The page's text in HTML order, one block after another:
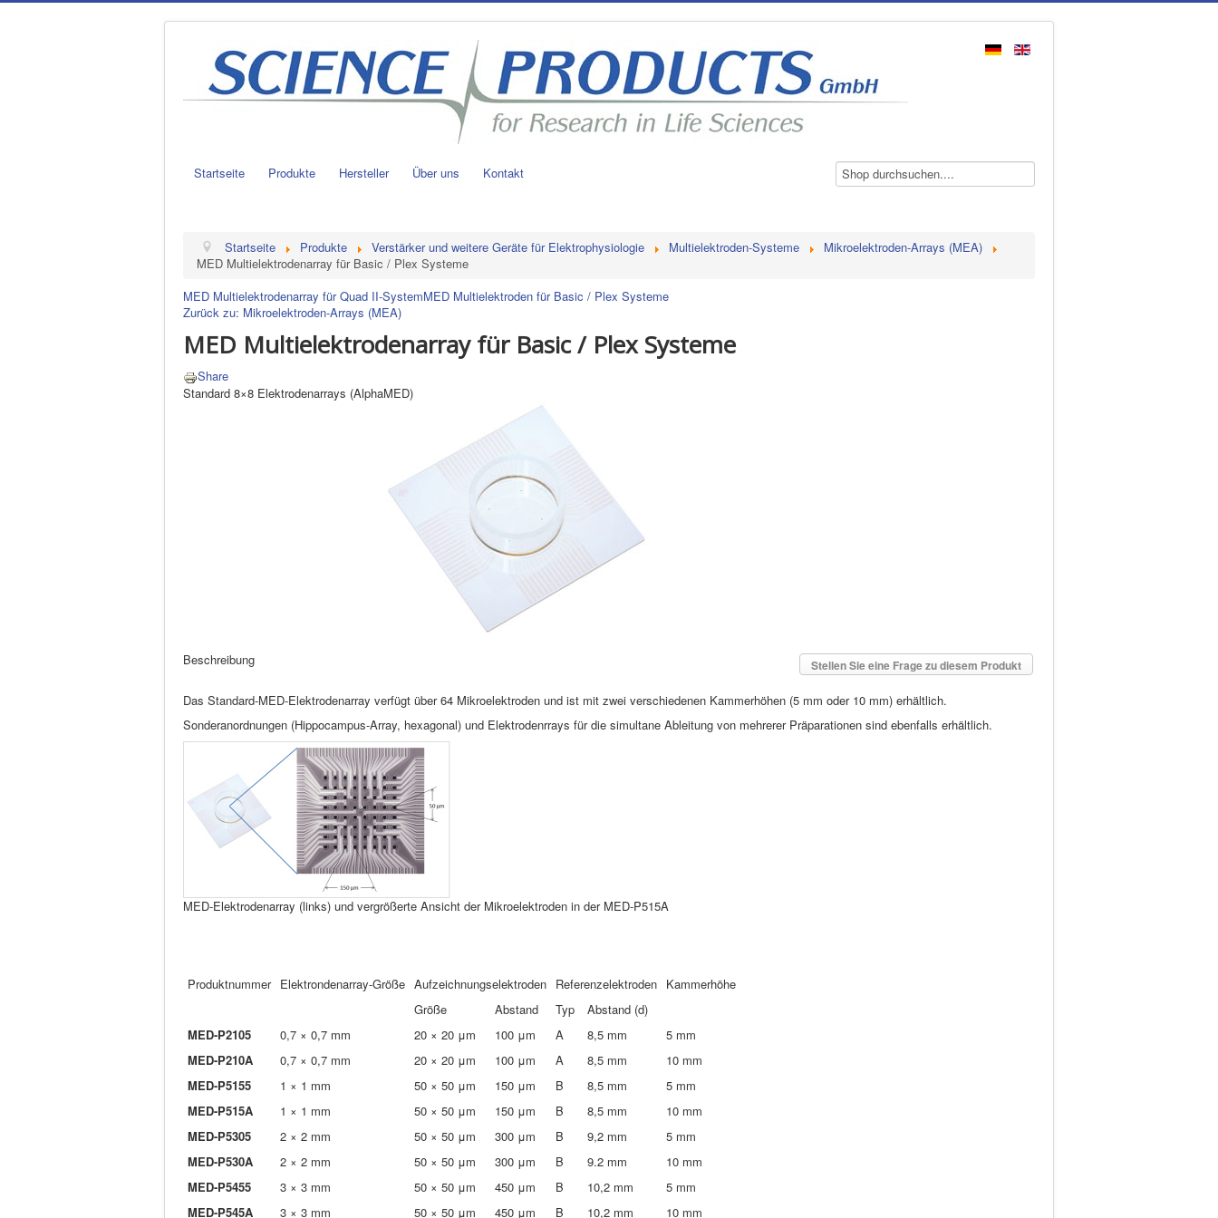
Startseite Produkte Hersteller Über uns Kontakt
Startseite Produkte Verstärker und weitere Geräte für Elektrophysiologie Multielektroden-Systeme
Mikroelektroden-Arrays (MEA)
MED Multielektrodenarray für Basic / Plex Systeme
MED Multielektrodenarray für Quad II-SystemMED Multielektroden für Basic / Plex Systeme
Zurück zu: Mikroelektroden-Arrays (MEA)
MED Multielektrodenarray für Basic / Plex Systeme
Share
Standard 8×8 Elektrodenarrays (AlphaMED)
Stellen Sie eine Frage zu diesem Produkt
Beschreibung
Das Standard-MED-Elektrodenarray verfügt über 64 Mikroelektroden und ist mit zwei verschiedenen Kammerhöhen (5 mm oder 10 mm) erhältlich.
Sonderanordnungen (Hippocampus-Array, hexagonal) und Elektrodenrrays für die simultane Ableitung von mehrerer Präparationen sind ebenfalls erhältlich.
MED-Elektrodenarray (links) und vergrößerte Ansicht der Mikroelektroden in der MED-P515A
Produktnummer Elektrondenarray-Größe Aufzeichnungselektroden Referenzelektroden Kammerhöhe
Größe
Abstand Typ
Abstand (d)
MED-P2105
0,7 × 0,7 mm 20 × 20 μm 100 μm A 8,5 mm
5 mm
MED-P210A
0,7 × 0,7 mm 20 × 20 μm 100 μm A 8,5 mm
10 mm
MED-P5155
1 × 1 mm 50 × 50 μm 150 μm B 8,5 mm
5 mm
MED-P515A
1 × 1 mm 50 × 50 μm 150 μm B 8,5 mm
10 mm
MED-P5305
2 × 2 mm 50 × 50 μm 300 μm B 9,2 mm
5 mm
MED-P530A
2 × 2 mm 50 × 50 μm 300 μm B 9.2 mm
10 mm
MED-P5455
3 × 3 mm 50 × 50 μm 450 μm B 10,2 mm
5 mm
MED-P545A
3 × 3 mm 50 × 50 μm 450 μm B 10,2 mm 10 mm